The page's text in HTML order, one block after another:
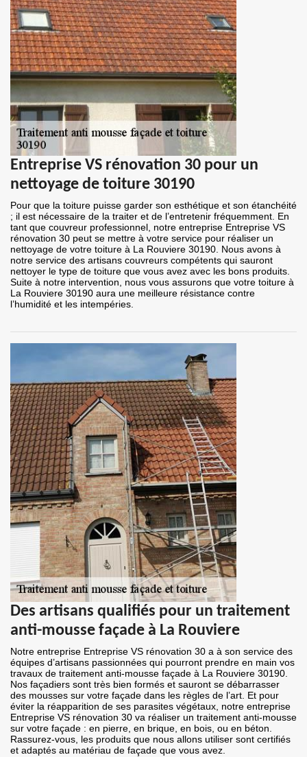
Entreprise VS rénovation 30 pour un
nettoyage de toiture 30190
Pour que la toiture puisse garder son esthétique et son étanchéité
; il est nécessaire de la traiter et de l’entretenir fréquemment. En
tant que couvreur professionnel, notre entreprise Entreprise VS
rénovation 30 peut se mettre à votre service pour réaliser un
nettoyage de votre toiture à La Rouviere 30190. Nous avons à
notre service des artisans couvreurs compétents qui sauront
nettoyer le type de toiture que vous avez avec les bons produits.
Suite à notre intervention, nous vous assurons que votre toiture à
La Rouviere 30190 aura une meilleure résistance contre
l’humidité et les intempéries.
Des artisans qualifiés pour un traitement
anti-mousse façade à La Rouviere
Notre entreprise Entreprise VS rénovation 30 a à son service des
équipes d’artisans passionnées qui pourront prendre en main vos
travaux de traitement anti-mousse façade à La Rouviere 30190.
Nos façadiers sont très bien formés et sauront se débarrasser
des mousses sur votre façade dans les règles de l’art. Et pour
éviter la réapparition de ses parasites végétaux, notre entreprise
Entreprise VS rénovation 30 va réaliser un traitement anti-mousse
sur votre façade : en pierre, en brique, en bois, ou en béton.
Rassurez-vous, les produits que nous allons utiliser sont certifiés
et adaptés au matériau de façade que vous avez.